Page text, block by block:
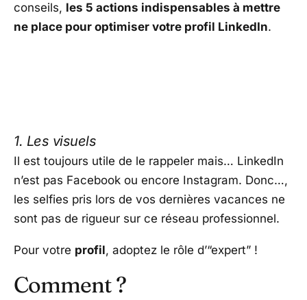
conseils, les 5 actions indispensables à mettre
ne place pour optimiser votre profil LinkedIn.
1. Les visuels
Il est toujours utile de le rappeler mais… LinkedIn
n’est pas Facebook ou encore Instagram. Donc…,
les selfies pris lors de vos dernières vacances ne
sont pas de rigueur sur ce réseau professionnel.
Pour votre profil, adoptez le rôle d’“expert” !
Comment ?